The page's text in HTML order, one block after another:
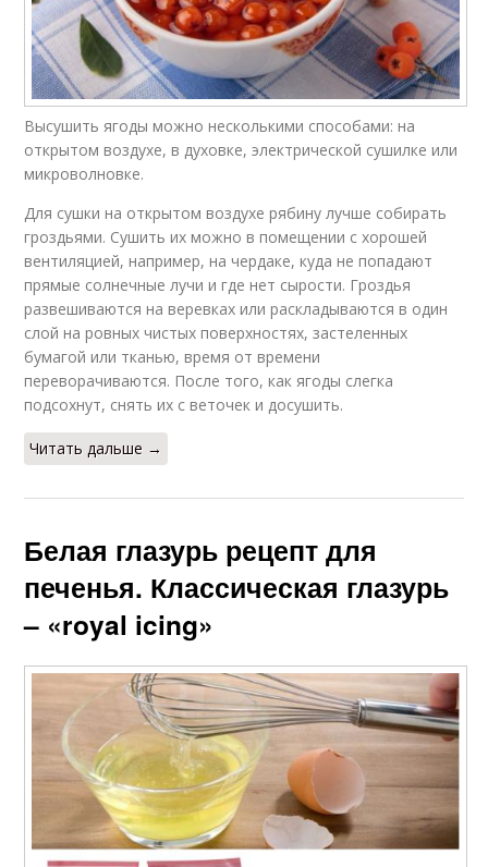
Высушить ягоды можно несколькими способами: на
открытом воздухе, в духовке, электрической сушилке или
микроволновке.
Для сушки на открытом воздухе рябину лучше собирать
гроздьями. Сушить их можно в помещении с хорошей
вентиляцией, например, на чердаке, куда не попадают
прямые солнечные лучи и где нет сырости. Гроздья
развешиваются на веревках или раскладываются в один
слой на ровных чистых поверхностях, застеленных
бумагой или тканью, время от времени
переворачиваются. После того, как ягоды слегка
подсохнут, снять их с веточек и досушить.
Читать дальше →
Белая глазурь рецепт для
печенья. Классическая глазурь
– «royal icing»